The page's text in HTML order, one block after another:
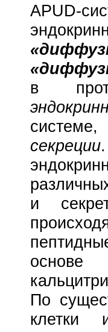
APUD-
в
секреции
и
основе
По
клетки